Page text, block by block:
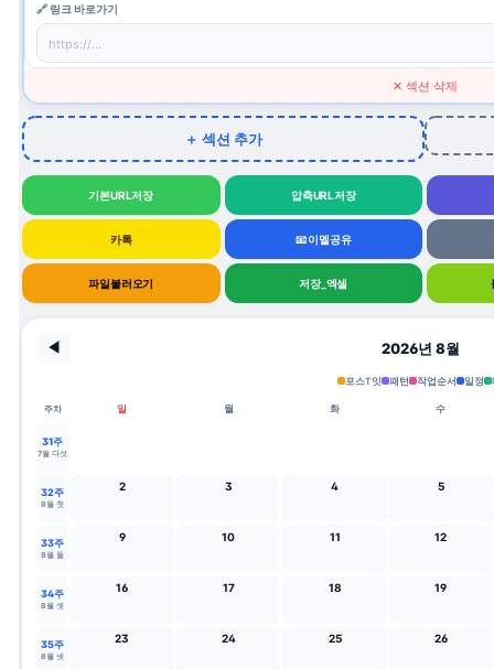
🔗 링크 바로가기
✕ 섹션 삭제
＋ 섹션 추가
기본URL저장 압축URL저장
카톡 📧 이멜공유
파일불러오기 저장_엑셀
◀
포스T잇 패턴 작업순서 일정
주차 일 월 화 수
31주
7월 다섯
32주
8월 첫
2 3 4 5
33주
8월 둘
9 10 11 12
34주
8월 셋
16 17 18 19
35주
8월 넷
23 24 25 26